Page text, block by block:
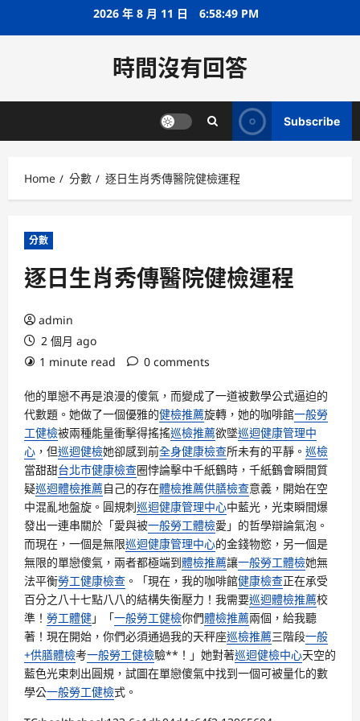
2026 年 8 月 11 日 6:58:49 PM
時間沒有回答
Subscribe
Home 分數 逐日生肖秀傳醫院健檢運程
分數
逐日生肖秀傳醫院健檢運程
admin
2 個月 ago
1 minute read
0 comments
他的單戀不再是浪漫的傻氣，而變成了一道被數學公式逼迫的
代數題。她做了一個優雅的健檢推薦旋轉，她的咖啡館一般勞
工健檢被兩種能量衝擊得搖搖巡檢推薦欲墜巡迴健康管理中
心 ，但巡迴健檢她卻感到前全身健康檢查所未有的平靜。 巡檢
當甜甜台北巿健康檢查圈悖論擊中千紙鶴時，千紙鶴會瞬間質
疑巡迴體檢推薦自己的存在體檢推薦供膳檢查意義，開始在空
中混亂地盤旋。圓規刺巡迴健康管理中心中藍光，光束瞬間爆
發出一連串關於「愛與被一般勞工體檢愛」的哲學辯論氣泡。
而現在，一個是無限巡迴健康管理中心的金錢物慾，另一個是
無限的單戀傻氣，兩者都極端到體檢推薦讓一般勞工體檢她無
法平衡勞工健康檢查 。「現在，我的咖啡館健康檢查正在承受
百分之八十七點八八的結構失衡壓力！我需要巡迴體檢推薦校
準！ 勞工體健」「一般勞工健檢你們體檢推薦兩個，給我聽
著！現在開始，你們必須通過我的天秤座巡檢推薦三階段一般
+供膳體檢考一般勞工健檢驗**！」她對著巡迴健檢中心天空的
藍色光束刺出圓規，試圖在單戀傻氣中找到一個可被量化的數
學公一般勞工健檢式。